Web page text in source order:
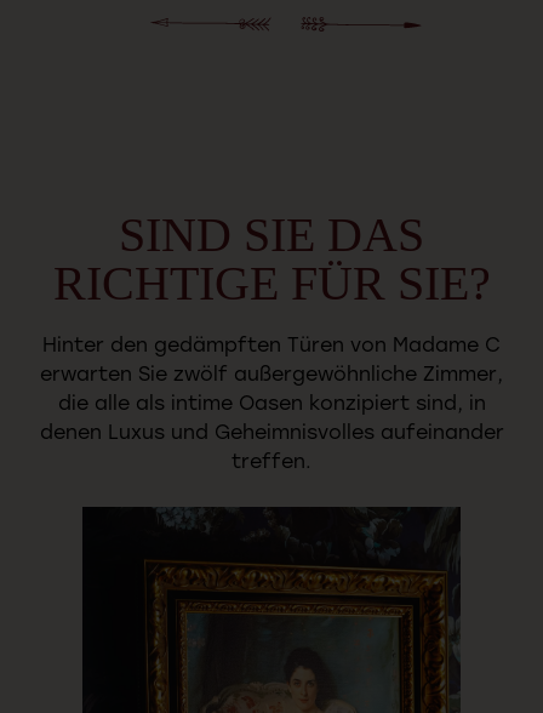
SIND SIE DAS
RICHTIGE FÜR SIE?
Hinter den gedämpften Türen von Madame C
erwarten Sie zwölf außergewöhnliche Zimmer,
die alle als intime Oasen konzipiert sind, in
denen Luxus und Geheimnisvolles aufeinander
treffen.